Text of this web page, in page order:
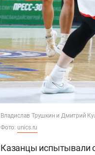
Владислав Трушкин и Дмитрий
Фото: unics.ru
Казанцы испытывали